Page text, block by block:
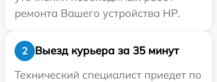
ремонта Вашего устройства HP.
2
Выезд курьера за 35 минут
Технический специалист приедет по